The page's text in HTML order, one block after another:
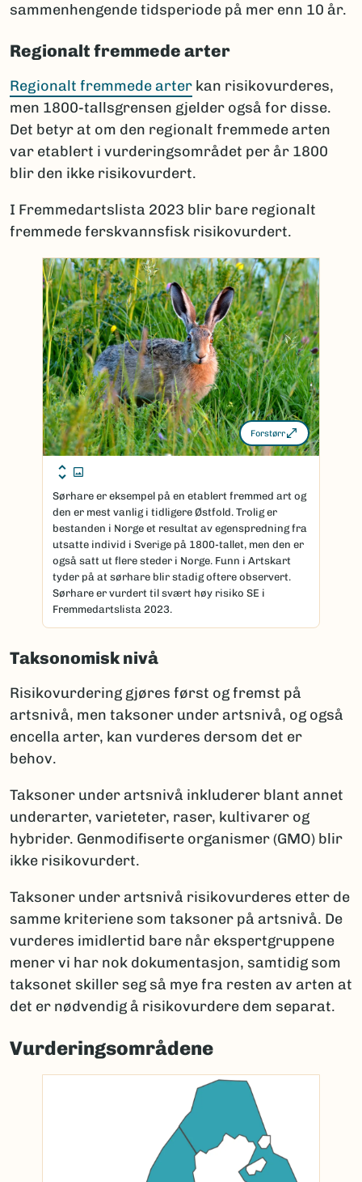
sammenhengende tidsperiode på mer enn 10 år.
Regionalt fremmede arter
Regionalt fremmede arter kan risikovurderes,
men 1800-tallsgrensen gjelder også for disse.
Det betyr at om den regionalt fremmede arten
var etablert i vurderingsområdet per år 1800
blir den ikke risikovurdert.
I Fremmedartslista 2023 blir bare regionalt
fremmede ferskvannsfisk risikovurdert.
Forstørr
Sørhare er eksempel på en etablert fremmed art og
den er mest vanlig i tidligere Østfold. Trolig er
bestanden i Norge et resultat av egenspredning fra
utsatte individ i Sverige på 1800-tallet, men den er
også satt ut flere steder i Norge. Funn i Artskart
tyder på at sørhare blir stadig oftere observert.
Sørhare er vurdert til svært høy risiko SE i
Fremmedartslista 2023.
Taksonomisk nivå
Risikovurdering gjøres først og fremst på
artsnivå, men taksoner under artsnivå, og også
encella arter, kan vurderes dersom det er
behov.
Taksoner under artsnivå inkluderer blant annet
underarter, varieteter, raser, kultivarer og
hybrider. Genmodifiserte organismer (GMO) blir
ikke risikovurdert.
Taksoner under artsnivå risikovurderes etter de
samme kriteriene som taksoner på artsnivå. De
vurderes imidlertid bare når ekspertgruppene
mener vi har nok dokumentasjon, samtidig som
taksonet skiller seg så mye fra resten av arten at
det er nødvendig å risikovurdere dem separat.
Vurderingsområdene